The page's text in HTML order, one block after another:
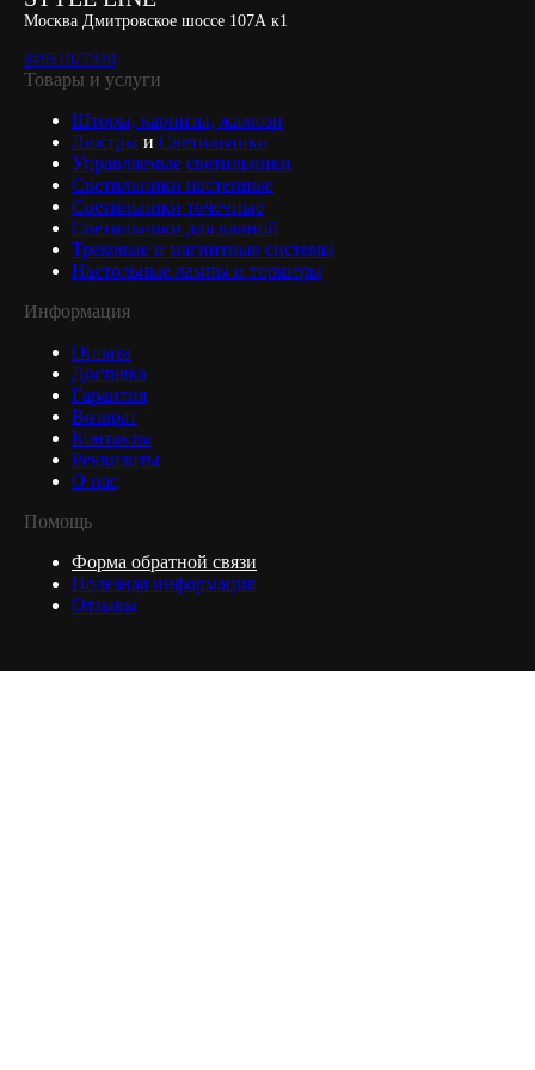
Москва Дмитровское шоссе 107А к1
84951977330
Товары и услуги
Шторы, карнизы, жалюзи
Люстры и Светильники
Управляемые светильники
Светильники настенные
Светильники точечные
Светильники для ванной
Трековые и магнитные системы
Настольные лампы и торшеры
Информация
Оплата
Доставка
Гарантия
Возврат
Контакты
Реквизиты
О нас
Помощь
Форма обратной связи
Полезная информация
Отзывы